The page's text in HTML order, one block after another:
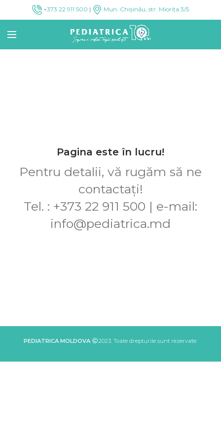
+373 22 911 500 | Mun. Chișinău, str. Miorița 3/5
Pagina este în lucru!
Pentru detalii, vă rugăm să ne
contactați!
Tel. : +373 22 911 500 | e-mail:
info@pediatrica.md
PEDIATRICA MOLDOVA 2023. Toate drepturile sunt rezervate.